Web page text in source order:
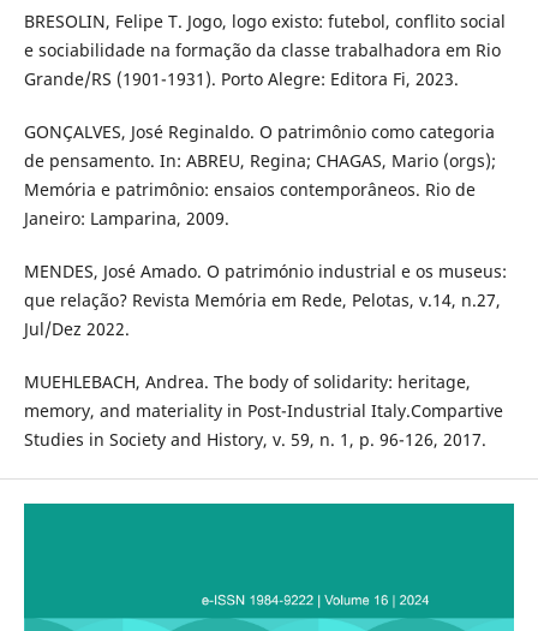
BRESOLIN, Felipe T. Jogo, logo existo: futebol, conflito social
e sociabilidade na formação da classe trabalhadora em Rio
Grande/RS (1901-1931). Porto Alegre: Editora Fi, 2023.
GONÇALVES, José Reginaldo. O patrimônio como categoria
de pensamento. In: ABREU, Regina; CHAGAS, Mario (orgs);
Memória e patrimônio: ensaios contemporâneos. Rio de
Janeiro: Lamparina, 2009.
MENDES, José Amado. O património industrial e os museus:
que relação? Revista Memória em Rede, Pelotas, v.14, n.27,
Jul/Dez 2022.
MUEHLEBACH, Andrea. The body of solidarity: heritage,
memory, and materiality in Post-Industrial Italy.Compartive
Studies in Society and History, v. 59, n. 1, p. 96-126, 2017.